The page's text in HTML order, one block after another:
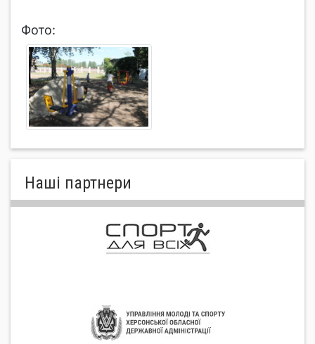
Фото:
Нашi партнери